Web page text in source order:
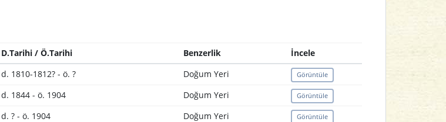
D.Tarihi / Ö.Tarihi Benzerlik
İncele
d. 1810-1812? - ö. ? Doğum Yeri Görüntüle
d. 1844 - ö. 1904 Doğum Yeri Görüntüle
d. ? - ö. 1904 Doğum Yeri Görüntüle